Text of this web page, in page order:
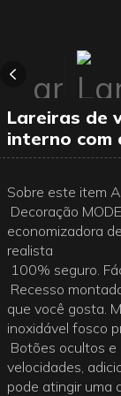
Lareiras de
interno com
Sobre este item
Decoração
economizadora
realista
100% seguro.
Recesso
que você gosta.
inoxidável fosco
Botões ocultos
velocidades,
pode atingir uma